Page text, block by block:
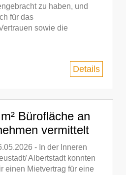
zu haben, und
für das
sowie die
Details
Bürofläche an
vermittelt
- In der Inneren
Albertstadt konnten
einen Mietvertrag für eine